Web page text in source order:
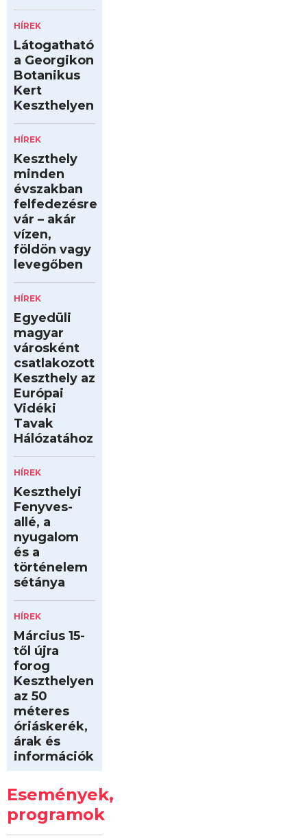
HÍREK
Látogatható
a Georgikon
Botanikus
Kert
Keszthelyen
HÍREK
Keszthely
minden
évszakban
felfedezésre
vár – akár
vízen,
földön vagy
levegőben
HÍREK
Egyedüli
magyar
városként
csatlakozott
Keszthely az
Európai
Vidéki
Tavak
Hálózatához
HÍREK
Keszthelyi
Fenyves-
allé, a
nyugalom
és a
történelem
sétánya
HÍREK
Március 15-
től újra
forog
Keszthelyen
az 50
méteres
óriáskerék,
árak és
információk
Események,
programok
Kilóméterek
2026